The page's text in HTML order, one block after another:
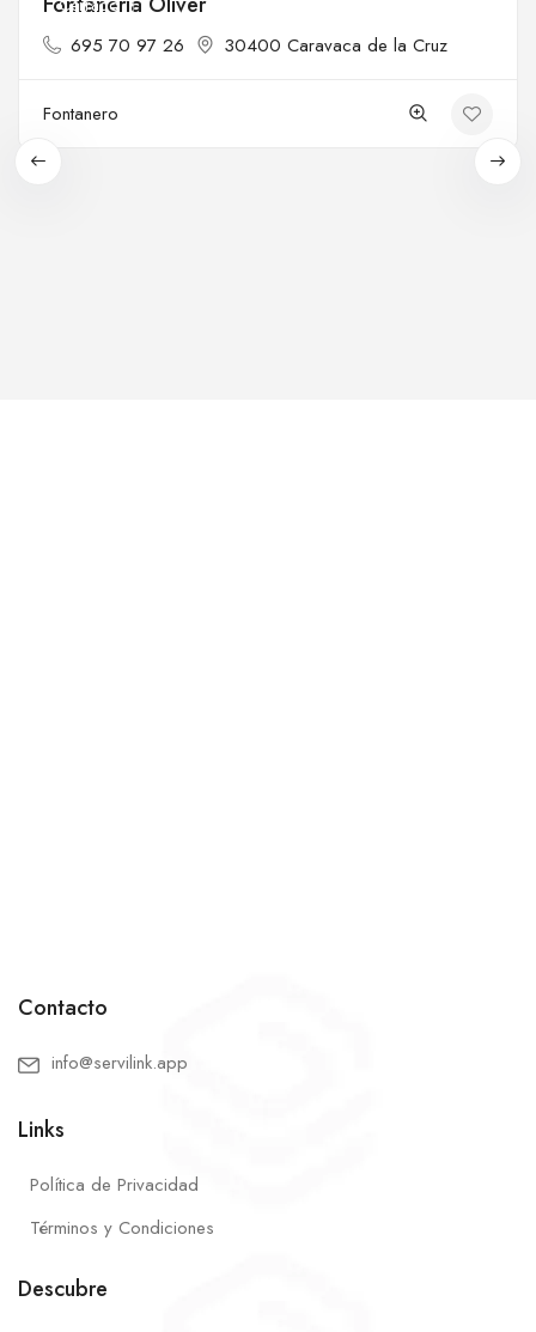
695 70 97 26 30400 Caravaca de la Cruz
Fontanero
Contacto
info@servilink.app
Links
Política de Privacidad
Términos y Condiciones
Descubre